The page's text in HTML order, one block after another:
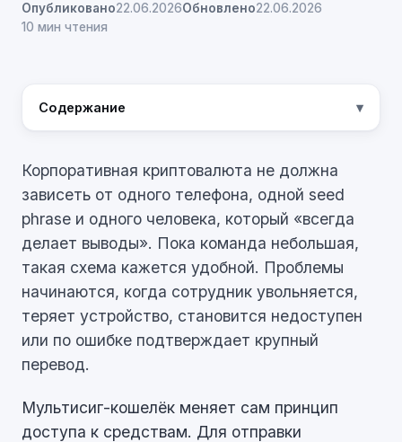
Опубликовано22.06.2026Обновлено22.06.2026
10 мин чтения
Содержание
Корпоративная криптовалюта не должна
зависеть от одного телефона, одной seed
phrase и одного человека, который «всегда
делает выводы». Пока команда небольшая,
такая схема кажется удобной. Проблемы
начинаются, когда сотрудник увольняется,
теряет устройство, становится недоступен
или по ошибке подтверждает крупный
перевод.
Мультисиг-кошелёк меняет сам принцип
доступа к средствам. Для отправки